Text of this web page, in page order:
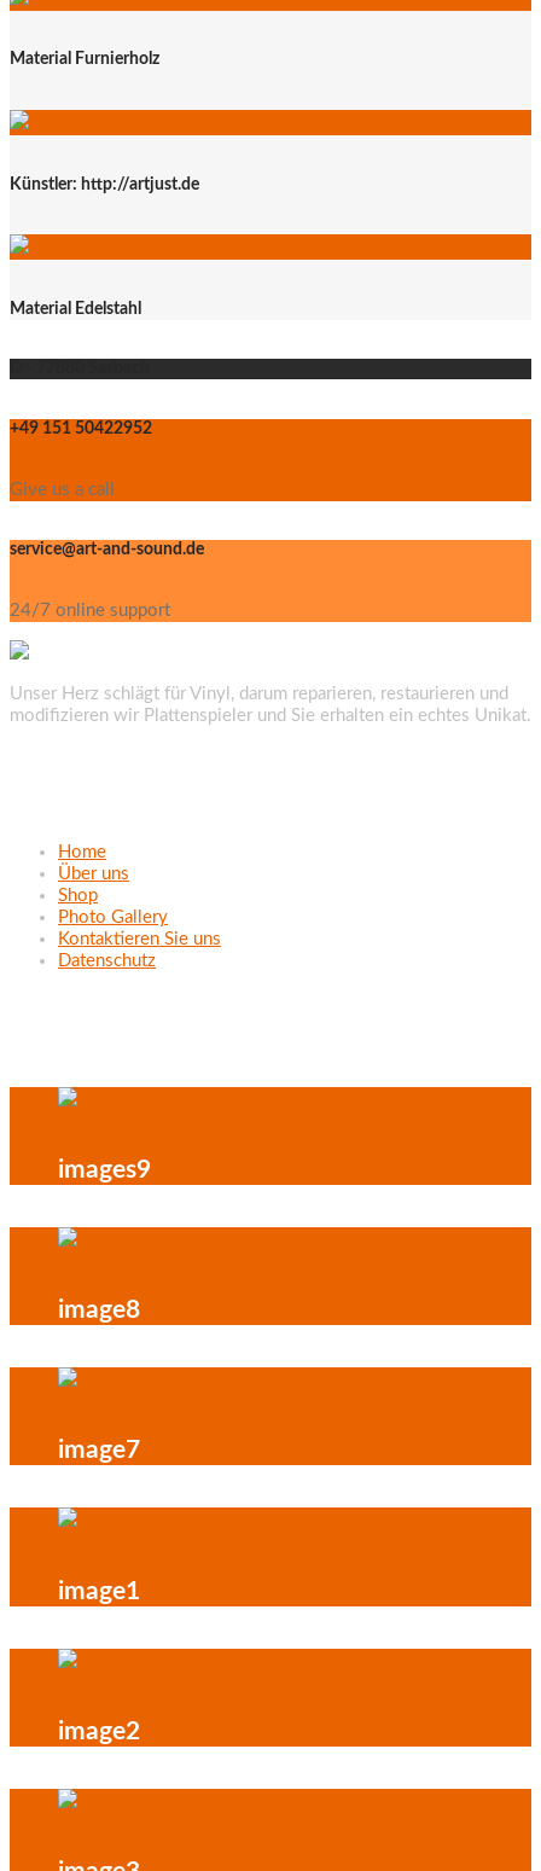
Material Furnierholz
Künstler: http://artjust.de
Material Edelstahl
+49 151 50422952
Give us a call
service@art-and-sound.de
24/7 online support
Unser Herz schlägt für Vinyl, darum reparieren, restaurieren und
modifizieren wir Plattenspieler und Sie erhalten ein echtes Unikat.
Home
Über uns
Shop
Photo Gallery
Kontaktieren Sie uns
Datenschutz
images9
image8
image7
image1
image2